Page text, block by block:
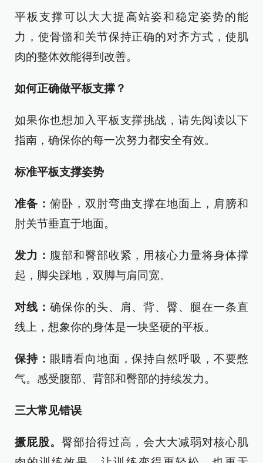
平板支撑可以大大提高站姿和稳定姿势的能
力，使骨骼和关节保持正确的对齐方式，使肌
肉的整体效能得到改善。
如何正确做平板支撑？
如果你也想加入平板支撑挑战，请先阅读以下
指南，确保你的每一次努力都安全有效。
标准平板支撑姿势
准备： 俯卧，双肘弯曲支撑在地面上，肩膀和
肘关节垂直于地面。
发力： 腹部和臀部收紧，用核心力量将身体撑
起，脚尖踩地，双脚与肩同宽。
对线： 确保你的头、肩、背、臀、腿在一条直
线上，想象你的身体是一块坚硬的平板。
保持： 眼睛看向地面，保持自然呼吸，不要憋
气。感受腹部、背部和臀部的持续发力。
三大常见错误
撅屁股。 臀部抬得过高，会大大减弱对核心肌